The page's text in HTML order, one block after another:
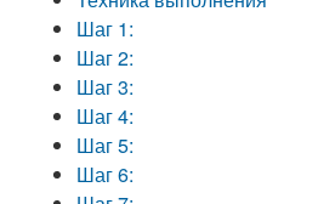
Шаг 1:
Шаг 2:
Шаг 3:
Шаг 4:
Шаг 5:
Шаг 6: